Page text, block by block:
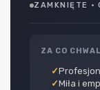
ZAMKNIĘTE ·
ZA CO
Miła i